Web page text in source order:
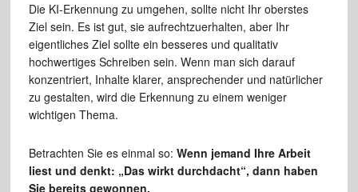
Die KI-Erkennung zu umgehen, sollte nicht Ihr oberstes
Ziel sein. Es ist gut, sie aufrechtzuerhalten, aber Ihr
eigentliches Ziel sollte ein besseres und qualitativ
hochwertiges Schreiben sein. Wenn man sich darauf
konzentriert, Inhalte klarer, ansprechender und natürlicher
zu gestalten, wird die Erkennung zu einem weniger
wichtigen Thema.
Betrachten Sie es einmal so: Wenn jemand Ihre Arbeit
liest und denkt: „Das wirkt durchdacht“, dann haben
Sie bereits gewonnen.